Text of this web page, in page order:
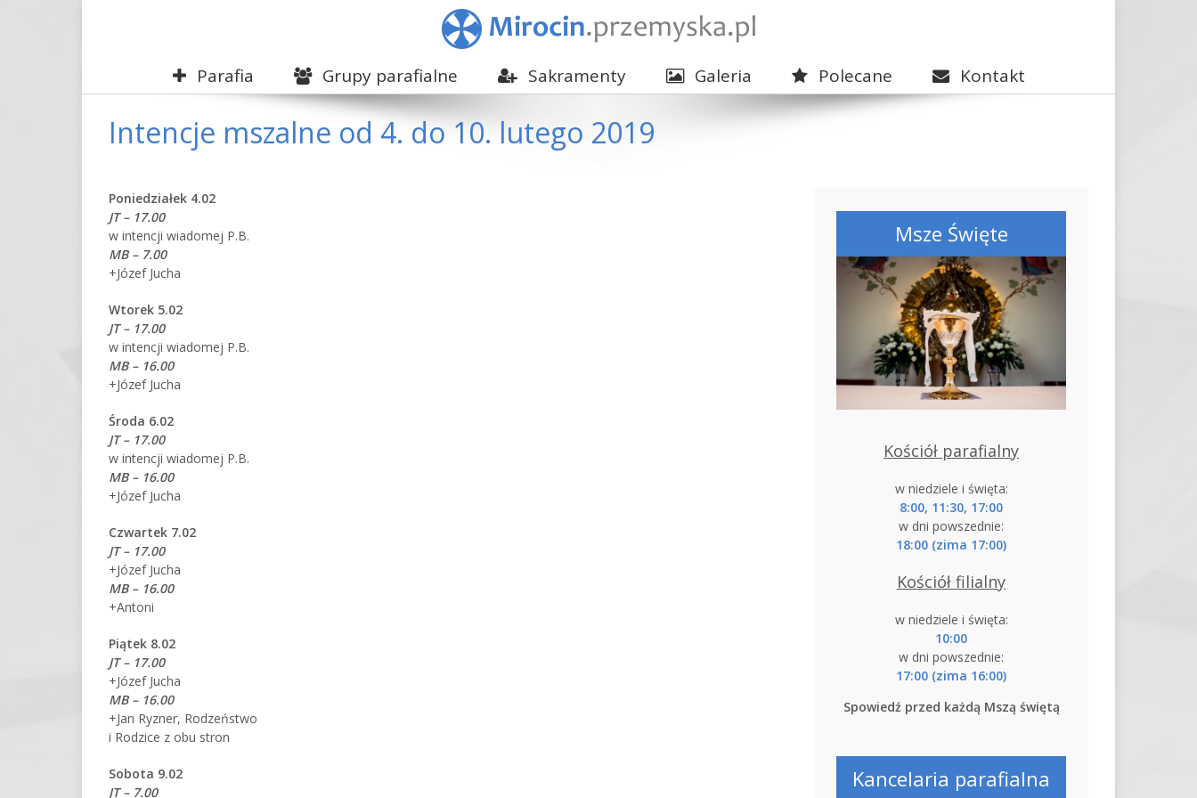
Parafia Grupy parafialne Sakramenty Galeria Polecane Kontakt
Intencje mszalne od 4. do 10. lutego 2019
Poniedziałek 4.02
JT – 17.00
w intencji wiadomej P.B.
MB – 7.00
+Józef Jucha
Wtorek 5.02
JT – 17.00
w intencji wiadomej P.B.
MB – 16.00
+Józef Jucha
Środa 6.02
JT – 17.00
w intencji wiadomej P.B.
MB – 16.00
+Józef Jucha
Czwartek 7.02
JT – 17.00
+Józef Jucha
MB – 16.00
+Antoni
Piątek 8.02
JT – 17.00
+Józef Jucha
MB – 16.00
+Jan Ryzner, Rodzeństwo
i Rodzice z obu stron
Sobota 9.02
JT – 7.00
Msze Święte
Kościół parafialny
w niedziele i święta:
8:00, 11:30, 17:00
w dni powszednie:
18:00 (zima 17:00)
Kościół filialny
w niedziele i święta:
10:00
w dni powszednie:
17:00 (zima 16:00)
Spowiedź przed każdą Mszą świętą
Kancelaria parafialna